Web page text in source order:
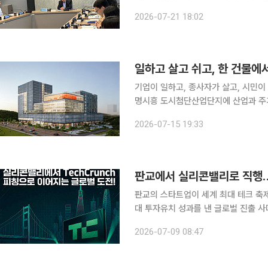
종합하면 GH는 이날 수원 본사에서
2026-07-21 18:02
기업이 일하고, 종사자가 살고, 시민이 쉬는 공간이
명시흥 도시첨단산업단지에 산업과
업센터 건립사업 민간사업자 공모 결
2026-07-15 19:33
판교의 스타트업이 세계 최대 테크 축제의 무대에 선다. 경기주택
대 투자유치 성과를 낸 글로벌 진출
9일 이투데이 취재를 종합하면 GH
2026-07-09 08:47